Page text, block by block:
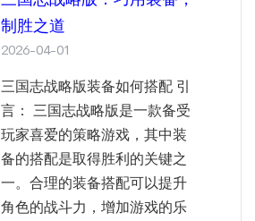
制胜之道
2026-04-01
三国志战略版装备如何搭配 引
言： 三国志战略版是一款备受
玩家喜爱的策略游戏，其中装
备的搭配是取得胜利的关键之
一。合理的装备搭配可以提升
角色的战斗力，增加游戏的乐